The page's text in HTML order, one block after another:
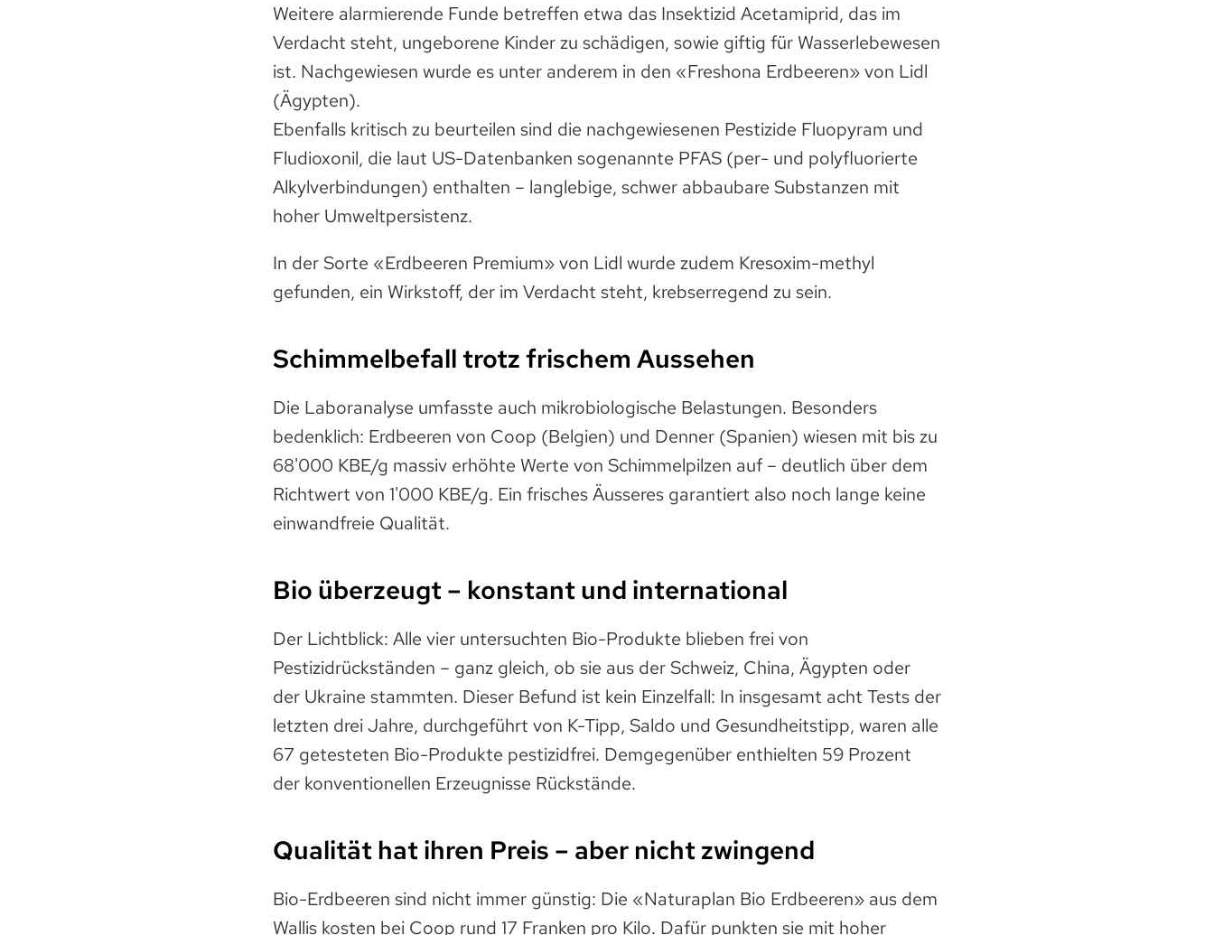
Weitere alarmierende Funde betreffen etwa das Insektizid Acetamiprid, das im
Verdacht steht, ungeborene Kinder zu schädigen, sowie giftig für Wasserlebewesen
ist. Nachgewiesen wurde es unter anderem in den «Freshona Erdbeeren» von Lidl
(Ägypten).
Ebenfalls kritisch zu beurteilen sind die nachgewiesenen Pestizide Fluopyram und
Fludioxonil, die laut US-Datenbanken sogenannte PFAS (per- und polyfluorierte
Alkylverbindungen) enthalten – langlebige, schwer abbaubare Substanzen mit
hoher Umweltpersistenz.
In der Sorte «Erdbeeren Premium» von Lidl wurde zudem Kresoxim-methyl
gefunden, ein Wirkstoff, der im Verdacht steht, krebserregend zu sein.
Schimmelbefall trotz frischem Aussehen
Die Laboranalyse umfasste auch mikrobiologische Belastungen. Besonders
bedenklich: Erdbeeren von Coop (Belgien) und Denner (Spanien) wiesen mit bis zu
68'000 KBE/g massiv erhöhte Werte von Schimmelpilzen auf – deutlich über dem
Richtwert von 1'000 KBE/g. Ein frisches Äusseres garantiert also noch lange keine
einwandfreie Qualität.
Bio überzeugt – konstant und international
Der Lichtblick: Alle vier untersuchten Bio-Produkte blieben frei von
Pestizidrückständen – ganz gleich, ob sie aus der Schweiz, China, Ägypten oder
der Ukraine stammten. Dieser Befund ist kein Einzelfall: In insgesamt acht Tests der
letzten drei Jahre, durchgeführt von K-Tipp, Saldo und Gesundheitstipp, waren alle
67 getesteten Bio-Produkte pestizidfrei. Demgegenüber enthielten 59 Prozent
der konventionellen Erzeugnisse Rückstände.
Qualität hat ihren Preis – aber nicht zwingend
Bio-Erdbeeren sind nicht immer günstig: Die «Naturaplan Bio Erdbeeren» aus dem
Wallis kosten bei Coop rund 17 Franken pro Kilo. Dafür punkten sie mit hoher